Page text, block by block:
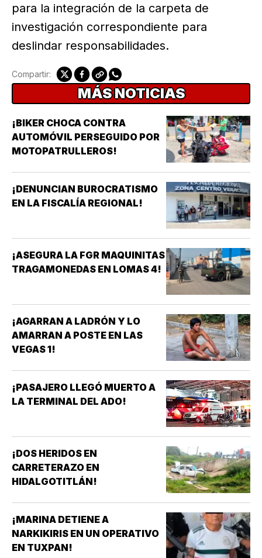
para la integración de la carpeta de
investigación correspondiente para
deslindar responsabilidades.
Compartir:
MÁS NOTICIAS
¡BIKER CHOCA CONTRA
AUTOMÓVIL PERSEGUIDO POR
MOTOPATRULLEROS!
¡DENUNCIAN BUROCRATISMO
EN LA FISCALÍA REGIONAL!
¡ASEGURA LA FGR MAQUINITAS
TRAGAMONEDAS EN LOMAS 4!
¡AGARRAN A LADRÓN Y LO
AMARRAN A POSTE EN LAS
VEGAS 1!
¡PASAJERO LLEGÓ MUERTO A
LA TERMINAL DEL ADO!
¡DOS HERIDOS EN
CARRETERAZO EN
HIDALGOTITLÁN!
¡MARINA DETIENE A
NARKIKIRIS EN UN OPERATIVO
EN TUXPAN!